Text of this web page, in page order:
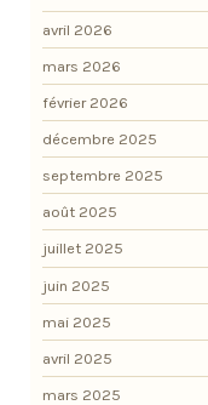
avril 2026
mars 2026
février 2026
décembre 2025
septembre 2025
août 2025
juillet 2025
juin 2025
mai 2025
avril 2025
mars 2025